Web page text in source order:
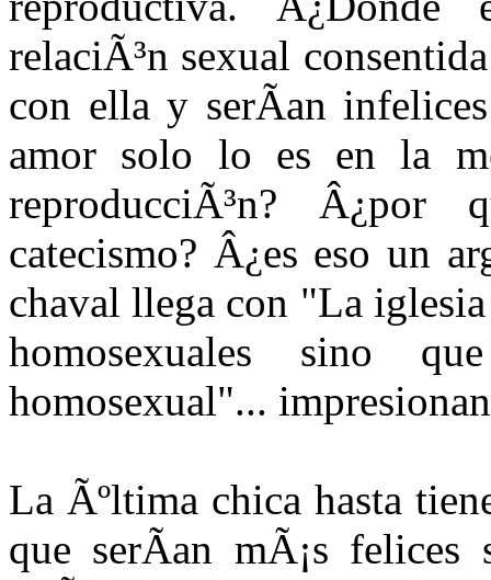
relaciÃ³n sexual
con ella y serÃ­an
amor solo lo es en la
reproducciÃ³n?
catecismo? Â¿es eso un
chaval llega con "La
homosexuales sino
homosexual"...
La Ãºltima chica hasta
que serÃ­an mÃ¡s